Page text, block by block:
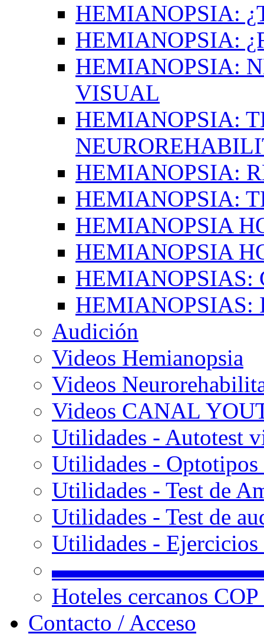
HEMIANOPSIA:
HEMIANOPSIA:
HEMIANOPSIA:
VISUAL
HEMIANOPSIA:
HEMIANOPSIA:
HEMIANOPSIA:
HEMIANOPSIA
HEMIANOPSIA
HEMIANOPSIAS:
HEMIANOPSIAS:
Audición
Videos Hemianopsia
Videos
Videos CANAL
Utilidades - Autotest
Utilidades -
Utilidades - Test de
Utilidades - Test de
Utilidades -
Hoteles cercanos
Contacto / Acceso